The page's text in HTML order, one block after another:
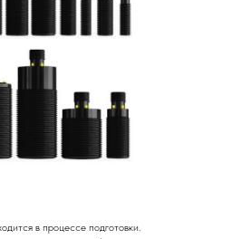
в процессе подготовки.